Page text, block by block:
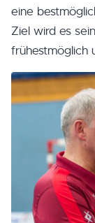
eine
Ziel wird es
frühestmöglich